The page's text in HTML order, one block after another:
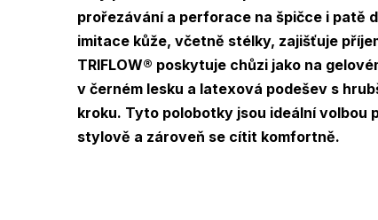
prořezávání a perforace na špičce i patě
imitace kůže, včetně stélky, zajišťuje
TRIFLOW® poskytuje chůzi jako na
v černém lesku a latexová podešev s
kroku. Tyto polobotky jsou ideální volbou
stylově a zároveň se cítit komfortně.